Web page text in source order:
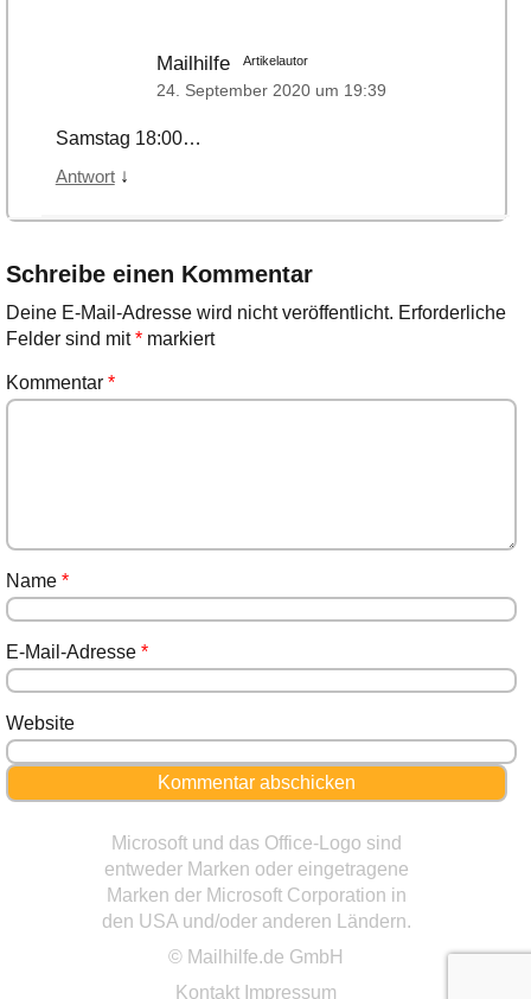
Mailhilfe Artikelautor
24. September 2020 um 19:39
Samstag 18:00…
Antwort ↓
Schreibe einen Kommentar
Deine E-Mail-Adresse wird nicht veröffentlicht. Erforderliche
Felder sind mit*markiert
Kommentar *
Name *
E-Mail-Adresse *
Website
Microsoft und das Office-Logo sind
entweder Marken oder eingetragene
Marken der Microsoft Corporation in
den USA und/oder anderen Ländern.
© Mailhilfe.de GmbH
Kontakt Impressum